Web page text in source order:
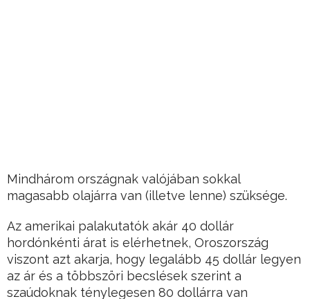
Mindhárom országnak valójában sokkal
magasabb olajárra van (illetve lenne) szüksége.
Az amerikai palakutatók akár 40 dollár
hordónkénti árat is elérhetnek, Oroszország
viszont azt akarja, hogy legalább 45 dollár legyen
az ár és a többszöri becslések szerint a
szaúdoknak ténylegesen 80 dollárra van